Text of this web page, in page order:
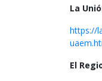
La
https://
El